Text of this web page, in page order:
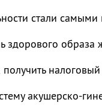
стали
здорового
акушерско-